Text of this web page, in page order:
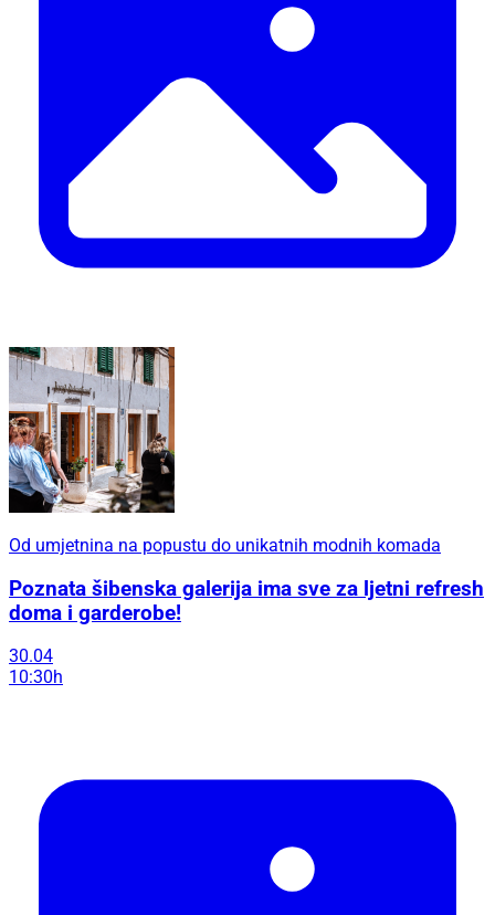
Od umjetnina na popustu do unikatnih modnih komada
Poznata šibenska galerija ima sve za ljetni refresh
doma i garderobe!
30.04
10:30h